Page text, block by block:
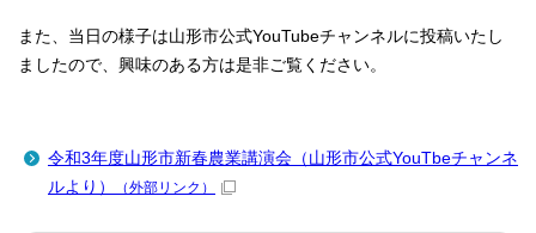
また、当日の様子は山形市公式YouTubeチャンネルに投稿いたし
ましたので、興味のある方は是非ご覧ください。
令和3年度山形市新春農業講演会（山形市公式YouTbeチャンネ
ルより）
（外部リンク）